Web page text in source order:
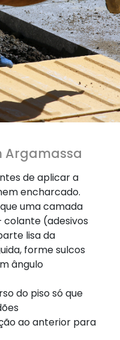
Argamassa
de aplicar a
encharcado.
uma camada
colante (adesivos
lisa da
forme sulcos
ângulo
do piso só que
ao anterior para